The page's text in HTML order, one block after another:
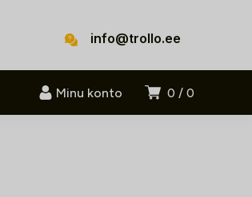
info@trollo.ee
0 0
Minu konto